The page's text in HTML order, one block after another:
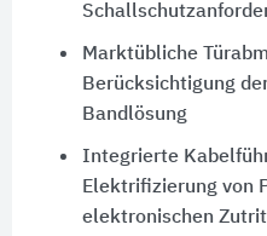
Marktübliche
Berücksichtigung
Bandlösung
Integrierte
Elektrifizierung von
elektronischen